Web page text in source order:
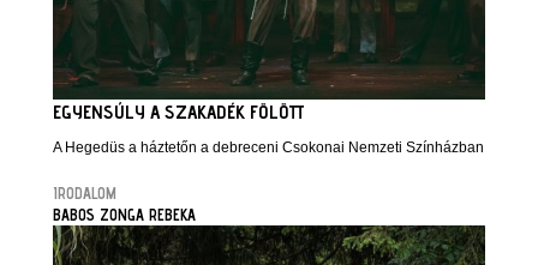
EGYENSÚLY A SZAKADÉK FÖLÖTT
A Hegedüs a háztetőn a debreceni Csokonai Nemzeti Színházban
IRODALOM
BABOS ZONGA REBEKA